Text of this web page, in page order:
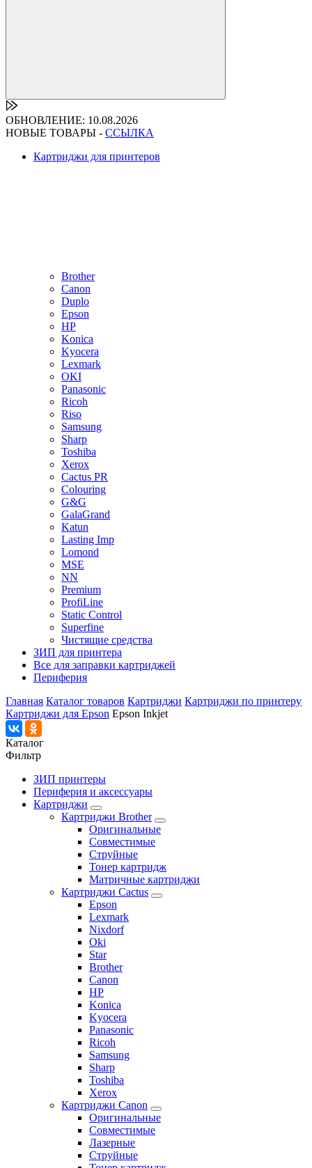
ОБНОВЛЕНИЕ: 10.08.2026
НОВЫЕ ТОВАРЫ - ССЫЛКА
Картриджи для принтеров
Brother
Canon
Duplo
Epson
HP
Konica
Kyocera
Lexmark
OKI
Panasonic
Ricoh
Riso
Samsung
Sharp
Toshiba
Xerox
Cactus PR
Colouring
G&G
GalaGrand
Katun
Lasting Imp
Lomond
MSE
NN
Premium
ProfiLine
Static Control
Superfine
Чистящие средства
ЗИП для принтера
Все для заправки картриджей
Периферия
Главная Каталог товаров Картриджи Картриджи по принтеру
Картриджи для Epson Epson Inkjet
Каталог
Фильтр
ЗИП принтеры
Периферия и аксессуары
Картриджи
Картриджи Brother
Оригинальные
Совместимые
Струйные
Тонер картридж
Матричные картриджи
Картриджи Cactus
Epson
Lexmark
Nixdorf
Oki
Star
Brother
Canon
HP
Konica
Kyocera
Panasonic
Ricoh
Samsung
Sharp
Toshiba
Xerox
Картриджи Canon
Оригинальные
Совместимые
Лазерные
Струйные